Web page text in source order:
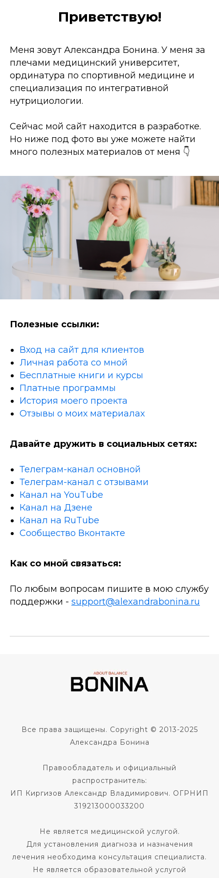
Приветствую!
Меня зовут Александра Бонина. У меня за
плечами медицинский университет,
ординатура по спортивной медицине и
специализация по интегративной
нутрициологии.
Сейчас мой сайт находится в разработке.
Но ниже под фото вы уже можете найти
много полезных материалов от меня 👇
Полезные ссылки:
Вход на сайт для клиентов
Личная работа со мной
Бесплатные книги и курсы
Платные программы
История моего проекта
Отзывы о моих материалах
Давайте дружить в социальных сетях:
Телеграм-канал основной
Телеграм-канал с отзывами
Канал на YouTube
Канал на Дзене
Канал на RuTube
Сообщество Вконтакте
Как со мной связаться:
По любым вопросам пишите в мою службу
поддержки - support@alexandrabonina.ru
Все права защищены. Copyright © 2013-2025
Александра Бонина
Правообладатель и официальный
распространитель:
ИП Киргизов Александр Владимирович. ОГРНИП
319213000033200
Не является медицинской услугой.
Для установления диагноза и назначения
лечения необходима консультация специалиста.
Не является образовательной услугой